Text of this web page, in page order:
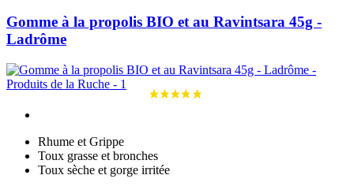
Gomme à la propolis BIO et au Ravintsara 45g -
Ladrôme
Rhume et Grippe
Toux grasse et bronches
Toux sèche et gorge irritée